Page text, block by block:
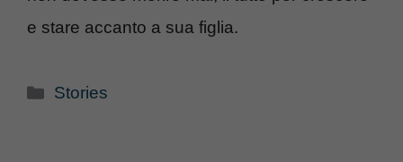
e stare accanto a sua figlia.
Categorie
Stories